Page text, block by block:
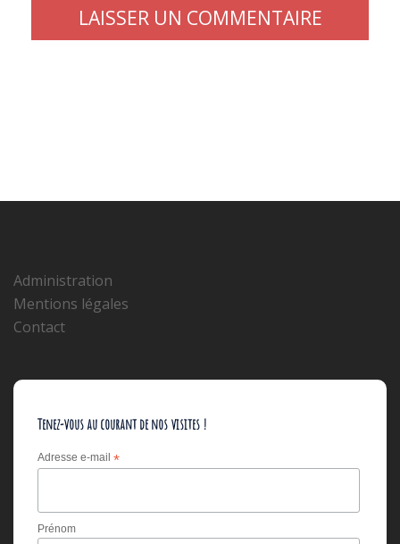
Administration
Mentions légales
Contact
Tenez-vous au courant de nos visites !
Adresse e-mail *
Prénom